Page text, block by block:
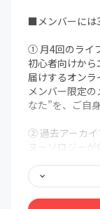
■メンバーには
① 月4回のライ
初心者向けか
届けするオンラ
メンバー限定
なた”を、ご自
② 過去アーカイ
ヌーソロジー
も、どこでも、
す。